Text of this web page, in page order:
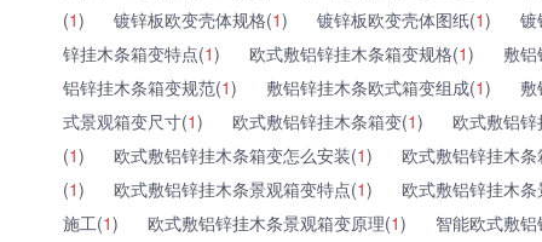
(1) 镀锌板欧变壳体规格(1) 镀锌板欧变壳体图纸(1)
镀
锌挂木条箱变特点(1) 欧式敷铝锌挂木条箱变规格(1)
敷
铝锌挂木条箱变规范(1) 敷铝锌挂木条欧式箱变组成(1)
式景观箱变尺寸(1) 欧式敷铝锌挂木条箱变(1)
欧式敷铝
(1) 欧式敷铝锌挂木条箱变怎么安装(1)
欧式敷铝锌挂木
(1) 欧式敷铝锌挂木条景观箱变特点(1)
欧式敷铝锌挂木
施工(1) 欧式敷铝锌挂木条景观箱变原理(1)
智能欧式敷